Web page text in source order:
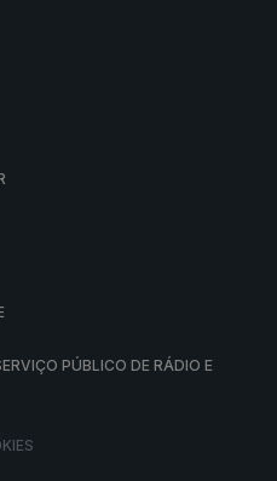
PÚBLICO DE RÁDIO E